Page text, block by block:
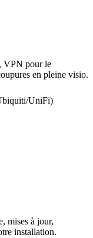
VPN pour le
en pleine visio.
UniFi)
mises à jour,
installation.